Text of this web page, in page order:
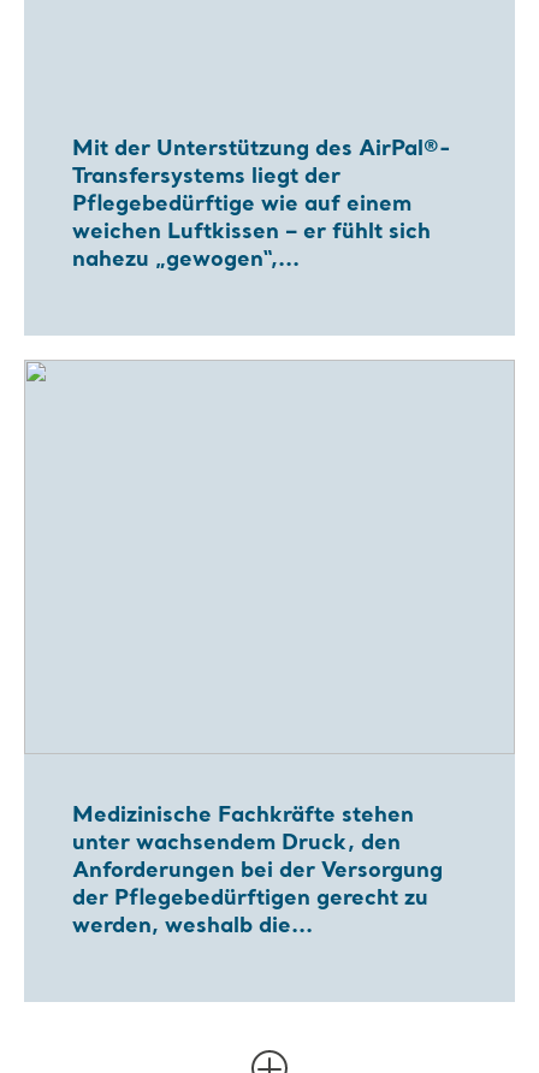
Mit der Unterstützung des AirPal®-
Transfersystems liegt der
Pflegebedürftige wie auf einem
weichen Luftkissen – er fühlt sich
nahezu „gewogen“,...
Medizinische Fachkräfte stehen
unter wachsendem Druck, den
Anforderungen bei der Versorgung
der Pflegebedürftigen gerecht zu
werden, weshalb die...